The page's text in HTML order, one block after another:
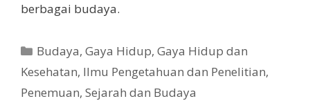
berbagai budaya.
Kategori
Budaya,Gaya Hidup,Gaya Hidup dan
Kesehatan, Ilmu Pengetahuan dan Penelitian,
Penemuan, Sejarah dan Budaya